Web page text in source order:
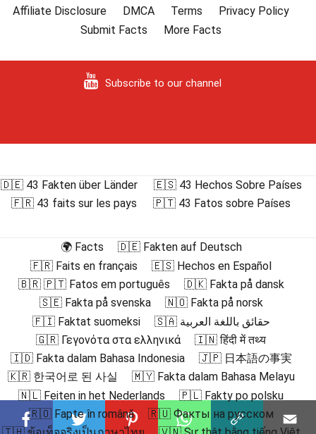
Affiliate Disclosure
DMCA Terms
Privacy Policy
Submit Facts
More Facts
Subscribe to our channel
🇩🇪 43 Fakten über Länder
🇪🇸 43 Hechos Sobre Países
🇫🇷 43 faits sur les pays
🇵🇹 43 Fatos sobre Países
🌍 Facts
🇩🇪 Fakten auf Deutsch
🇫🇷 Faits en français
🇪🇸 Hechos en Español
🇧🇷 🇵🇹 Fatos em português
🇩🇰 Fakta på dansk
🇸🇪 Fakta på svenska
🇳🇴 Fakta på norsk
🇫🇮 Faktat suomeksi
🇸🇦 حقائق باللغة العربية
🇬🇷 Γεγονότα στα ελληνικά
🇮🇳 हिंदी में तथ्य
🇮🇩 Fakta dalam Bahasa Indonesia
🇯🇵 日本語の事実
🇰🇷 한국어로 된 사실
🇲🇾 Fakta dalam Bahasa Melayu
🇳🇱 Feiten in het Nederlands
🇵🇱 Fakty po polsku
🇷🇴 Fapte în română
🇷🇺 Факты на русском